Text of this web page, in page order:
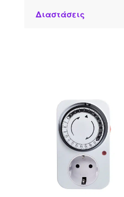
Διαστάσεις